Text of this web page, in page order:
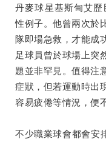
丹麥球星基斯甸艾
性例子。他曾兩次於
隊即場急救，才能成
足球員曾於球場上突
題並非罕見。值得注
症狀，但若運動時出
容易疲倦等情況，便
不少職業球會都會安